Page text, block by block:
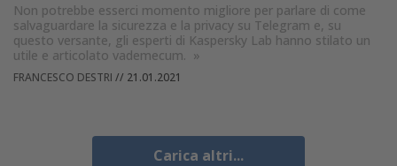
Non potrebbe esserci momento migliore per parlare di come
salvaguardare la sicurezza e la privacy su Telegram e, su
questo versante, gli esperti di Kaspersky Lab hanno stilato un
utile e articolato vademecum. »
FRANCESCO DESTRI // 21.01.2021
Carica altri...